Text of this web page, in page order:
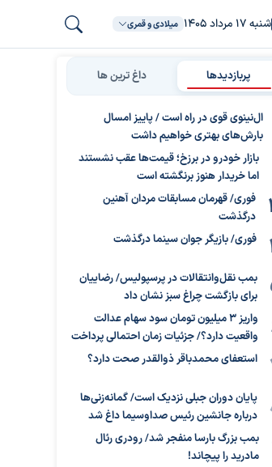
شنبه ۱۷ مرداد ۱۴۰۵ میلادی و قمری
پربازدیدها داغ ترین ها
ال‌نینوی قوی در راه است / پاییز امسال
بارش‌های بهتری خواهیم داشت
بازار خودرو در برزخ؛ قیمت‌ها عقب نشستند
اما خریدار هنوز برنگشته است
فوری/ قهرمان مسابقات مردان آهنین
درگذشت
فوری/ بازیگر جوان سینما درگذشت
بمب نقل‌وانتقالات در پرسپولیس/ رضاییان
برای بازگشت چراغ سبز نشان داد
واریز ۳ میلیون تومان سود سهام عدالت
واقعیت دارد؟/ جزئیات زمان احتمالی پرداخت
استعفای محمدباقر ذوالقدر صحت دارد؟
پایان دوران جبلی نزدیک است/ گمانه‌زنی‌ها
درباره جانشین رئیس صداوسیما داغ شد
بمب بزرگ بارسا منفجر شد/ رودری رئال
مادرید را پیچاند!